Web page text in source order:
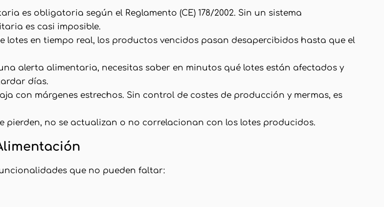
es obligatoria según el Reglamento (CE) 178/2002. Sin un sistema
es casi imposible.
lotes en tiempo real, los productos vencidos pasan desapercibidos hasta que el
alerta alimentaria, necesitas saber en minutos qué lotes están afectados y
días.
con márgenes estrechos. Sin control de costes de producción y mermas, es
pierden, no se actualizan o no correlacionan con los lotes producidos.
que no pueden faltar: